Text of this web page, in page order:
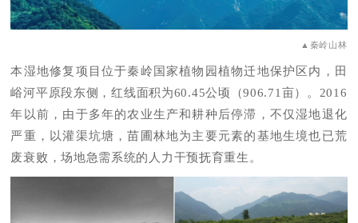
▲秦岭山林
本湿地修复项目位于秦岭国家植物园植物迁地保护区内，田
峪河平原段东侧，红线面积为60.45公顷（906.71亩）。2016
年以前，由于多年的农业生产和耕种后停滞，不仅湿地退化
严重，以灌渠坑塘，苗圃林地为主要元素的基地生境也已荒
废衰败，场地急需系统的人力干预抚育重生。